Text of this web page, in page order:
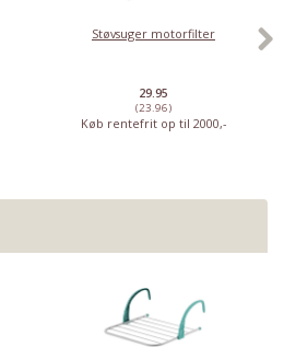
Støvsuger motorfilter
29.95
(23.96)
Køb rentefrit op til 2000,-